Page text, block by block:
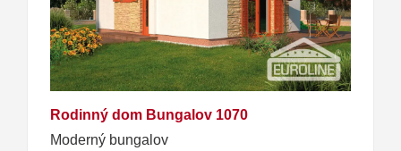
Rodinný dom Bungalov 1070
Moderný bungalov